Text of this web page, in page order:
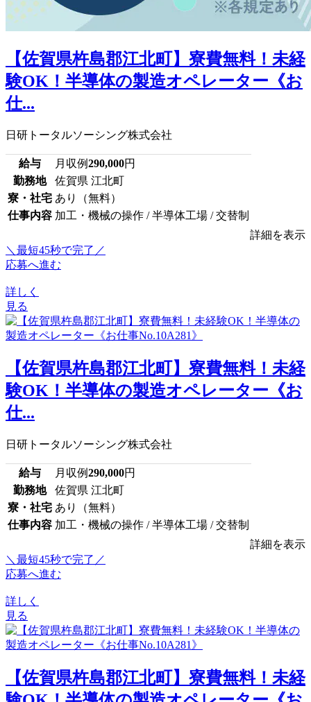
【佐賀県杵島郡江北町】寮費無料！未経
験OK！半導体の製造オペレーター《お
仕...
日研トータルソーシング株式会社
給与 月収例290,000円
勤務地
佐賀県 江北町
寮・社宅 あり（無料）
仕事内容 加工・機械の操作 / 半導体工場 / 交替制
詳細を表示
＼最短45秒で完了／
応募へ進む
詳しく
見る
【佐賀県杵島郡江北町】寮費無料！未経
験OK！半導体の製造オペレーター《お
仕...
日研トータルソーシング株式会社
給与 月収例290,000円
勤務地
佐賀県 江北町
寮・社宅 あり（無料）
仕事内容 加工・機械の操作 / 半導体工場 / 交替制
詳細を表示
＼最短45秒で完了／
応募へ進む
詳しく
見る
【佐賀県杵島郡江北町】寮費無料！未経